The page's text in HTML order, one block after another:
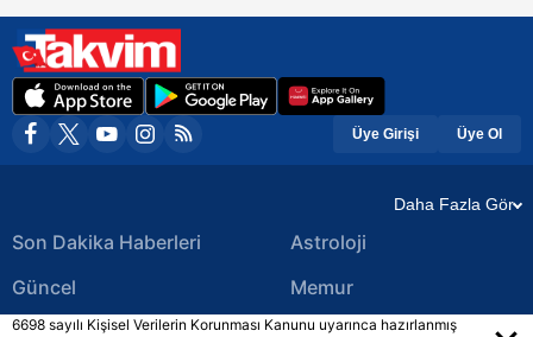
Üye Girişi Üye Ol
Daha Fazla Gör
Son Dakika Haberleri
Güncel
Ekonomi Haberleri
Astroloji
Memur
Yerel Haberler
6698 sayılı Kişisel Verilerin Korunması Kanunu uyarınca hazırlanmış